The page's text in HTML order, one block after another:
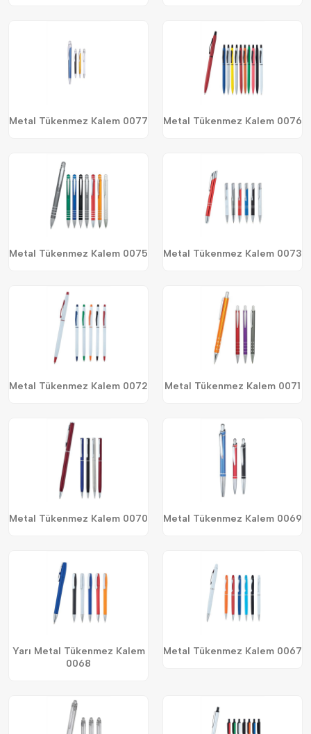
Metal Tükenmez Kalem 0077 Metal Tükenmez Kalem 0076
Metal Tükenmez Kalem 0075 Metal Tükenmez Kalem 0073
Metal Tükenmez Kalem 0072 Metal Tükenmez Kalem 0071
Metal Tükenmez Kalem 0070 Metal Tükenmez Kalem 0069
Yarı Metal Tükenmez Kalem
0068
Metal Tükenmez Kalem 0067